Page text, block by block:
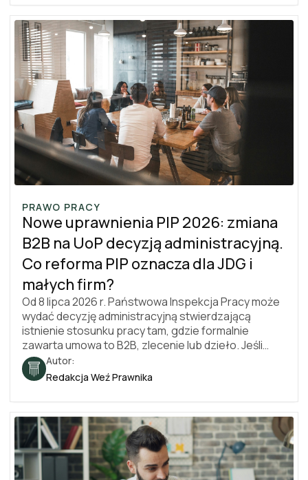
wypowiedzenia i liczenia terminów oraz najczęstsze
błędy. Podpowiadamy też, jak wypełnić
wypowiedzenie umowy pole po polu. Stan prawny na
2026r.
PRAWO PRACY
Nowe uprawnienia PIP 2026: zmiana
B2B na UoP decyzją administracyjną.
Co reforma PIP oznacza dla JDG i
małych firm?
Od 8 lipca 2026 r. Państwowa Inspekcja Pracy może
wydać decyzję administracyjną stwierdzającą
istnienie stosunku pracy tam, gdzie formalnie
zawarta umowa to B2B, zlecenie lub dzieło. Jeśli
prowadzisz jednoosobową działalność
gospodarczą i pracujesz głównie dla jednego
kontrahenta, nowe przepisy dotyczą Cię
współpracujących z kontraktorami. Zanim inspektor
pracy oceni Twoją umowę, warto zrobić to samemu -
najlepiej z prawnikiem.
Autor:
Redakcja Weź Prawnika